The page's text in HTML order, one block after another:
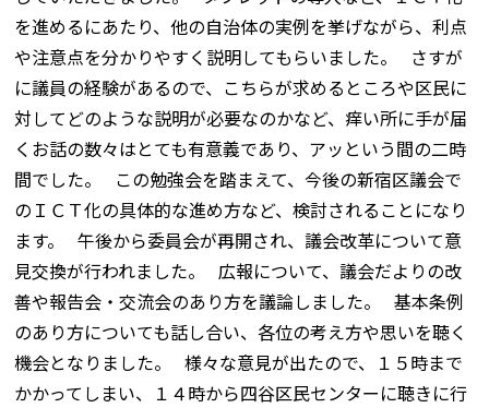
を進めるにあたり、他の自治体の実例を挙げながら、利点
や注意点を分かりやすく説明してもらいました。 さすが
に議員の経験があるので、こちらが求めるところや区民に
対してどのような説明が必要なのかなど、痒い所に手が届
くお話の数々はとても有意義であり、アッという間の二時
間でした。 この勉強会を踏まえて、今後の新宿区議会で
のＩＣＴ化の具体的な進め方など、検討されることになり
ます。 午後から委員会が再開され、議会改革について意
見交換が行われました。 広報について、議会だよりの改
善や報告会・交流会のあり方を議論しました。 基本条例
のあり方についても話し合い、各位の考え方や思いを聴く
機会となりました。 様々な意見が出たので、１５時まで
かかってしまい、１４時から四谷区民センターに聴きに行